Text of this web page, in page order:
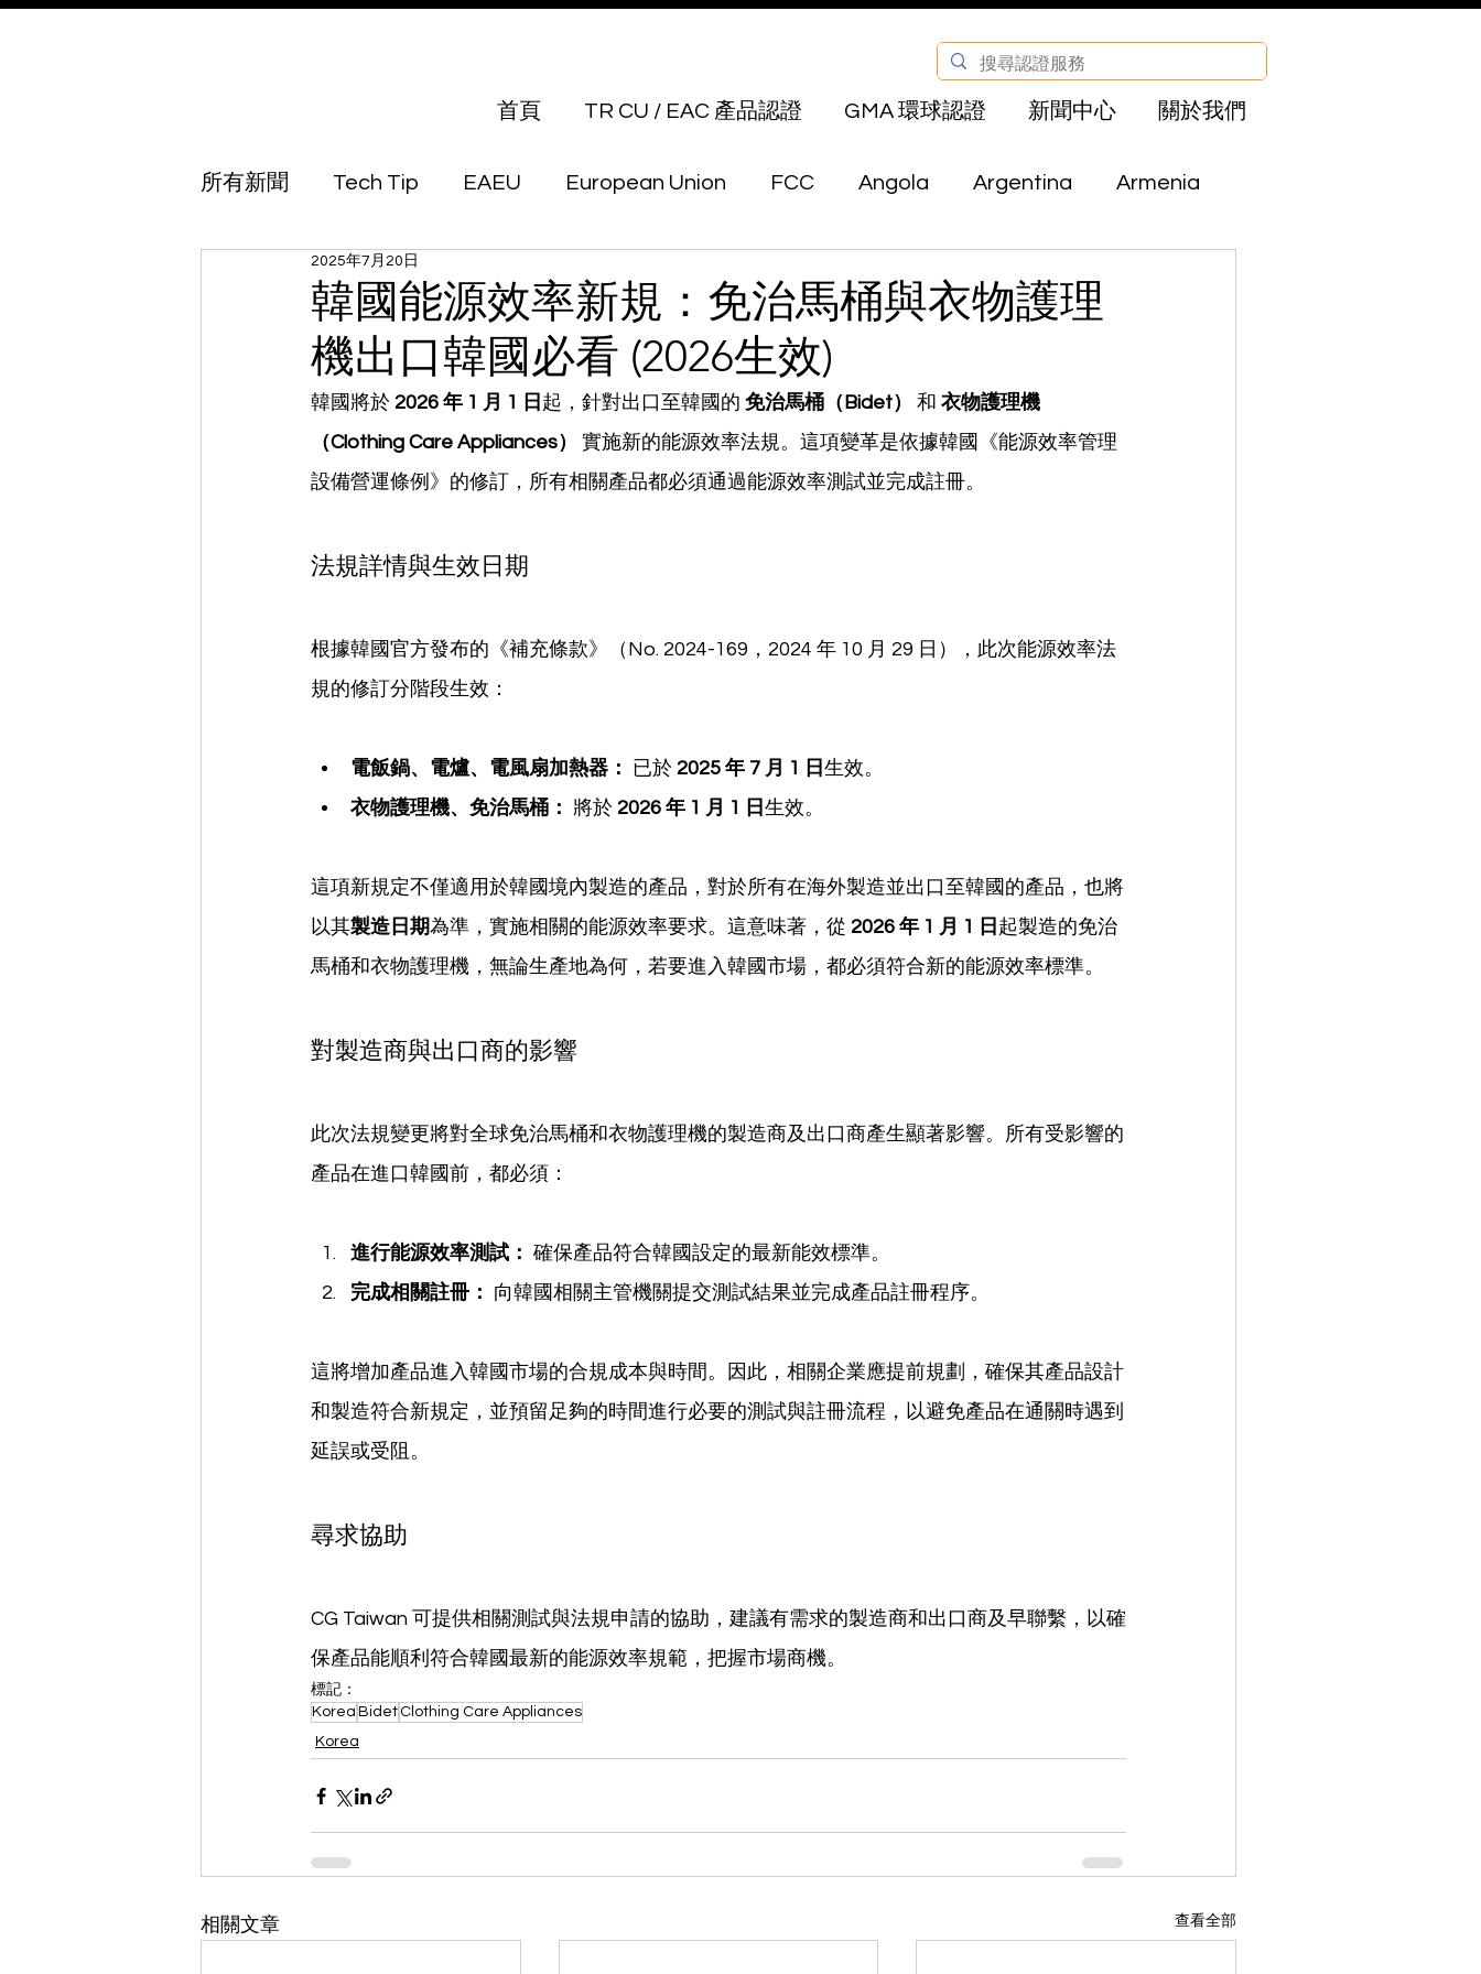
首頁 TR CU / EAC 產品認證 GMA 環球認證 新聞中心 關於我們
所有新聞 Tech Tip EAEU European Union FCC Angola Argentina Armenia
Australia Azerbaijan
Botswana Brunei Canada Chile China Colombia
Georgia Guinea Bissau Hong Kong India Indonesia Israel Iraq
韓國能源效率新規：免治馬桶與衣物護理
機出口韓國必看 (2026生效)
2025年7月20日
韓國將於 2026 年 1 月 1 日 起，針對出口至韓國的 免治馬桶（Bidet） 和 衣物護理機
（Clothing Care Appliances）
實施新的能源效率法規。這項變革是依據韓國《能源效率管理
設備營運條例》的修訂，所有相關產品都必須通過能源效率測試並完成註冊。
法規詳情與生效日期
根據韓國官方發布的《補充條款》（No. 2024-169，2024 年 10 月 29 日），此次能源效率法
規的修訂分階段生效：
電飯鍋、電爐、電風扇加熱器： 已於 2025 年 7 月 1 日 生效。
衣物護理機、免治馬桶：
將於 2026 年 1 月 1 日 生效。
這項新規定不僅適用於韓國境內製造的產品，對於所有在海外製造並出口至韓國的產品，也將
以其製造日期為準，實施相關的能源效率要求。這意味著，從 2026 年 1 月 1 日 起製造的免治
馬桶和衣物護理機，無論生產地為何，若要進入韓國市場，都必須符合新的能源效率標準。
對製造商與出口商的影響
此次法規變更將對全球免治馬桶和衣物護理機的製造商及出口商產生顯著影響。所有受影響的
產品在進口韓國前，都必須：
進行能源效率測試： 確保產品符合韓國設定的最新能效標準。
完成相關註冊：
向韓國相關主管機關提交測試結果並完成產品註冊程序。
這將增加產品進入韓國市場的合規成本與時間。因此，相關企業應提前規劃，確保其產品設計
和製造符合新規定，並預留足夠的時間進行必要的測試與註冊流程，以避免產品在通關時遇到
延誤或受阻。
尋求協助
CG Taiwan 可提供相關測試與法規申請的協助，建議有需求的製造商和出口商及早聯繫，以確
保產品能順利符合韓國最新的能源效率規範，把握市場商機。
標記：
Korea Bidet Clothing Care Appliances
Korea
相關文章 查看全部